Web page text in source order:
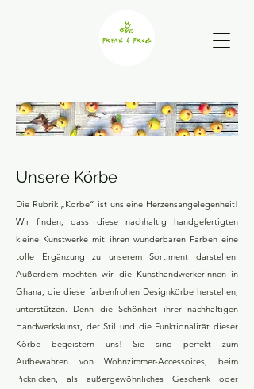
Unsere Körbe
Die Rubrik „Körbe“ ist uns eine Herzensangelegenheit!
Wir finden, dass diese nachhaltig handgefertigten
kleine Kunstwerke mit ihren wunderbaren Farben eine
tolle Ergänzung zu unserem Sortiment darstellen.
Außerdem möchten wir die Kunsthandwerkerinnen in
Ghana, die diese farbenfrohen Designkörbe herstellen,
unterstützen. Denn die Schönheit ihrer nachhaltigen
Handwerkskunst, der Stil und die Funktionalität dieser
Körbe begeistern uns! Sie sind perfekt zum
Aufbewahren von Wohnzimmer-Accessoires, beim
Picknicken, als außergewöhnliches Geschenk oder